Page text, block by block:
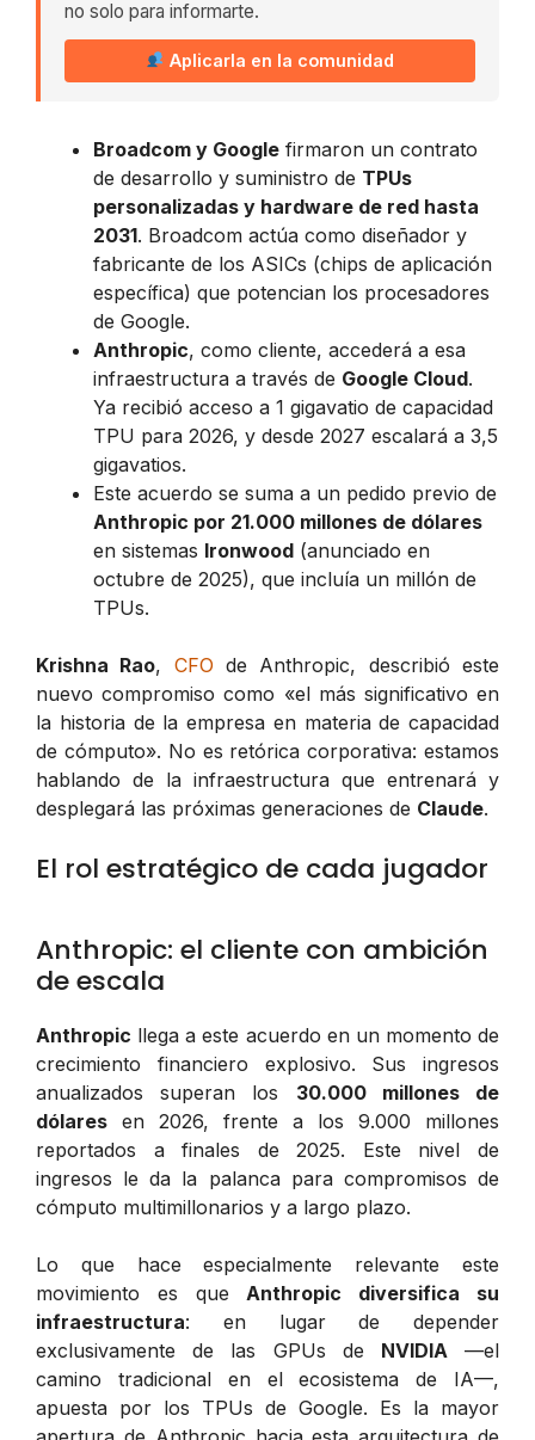
no solo para informarte.
Aplicarla en la comunidad
Broadcom y Google firmaron un contrato
de desarrollo y suministro de TPUs
personalizadas y hardware de red hasta
2031. Broadcom actúa como diseñador y
fabricante de los ASICs (chips de aplicación
específica) que potencian los procesadores
de Google.
Anthropic, como cliente, accederá a esa
infraestructura a través de Google Cloud.
Ya recibió acceso a 1 gigavatio de capacidad
TPU para 2026, y desde 2027 escalará a 3,5
gigavatios.
Este acuerdo se suma a un pedido previo de
Anthropic por 21.000 millones de dólares
en sistemas Ironwood (anunciado en
octubre de 2025), que incluía un millón de
TPUs.
Krishna Rao, CFO de Anthropic, describió este
nuevo compromiso como «el más significativo en
la historia de la empresa en materia de capacidad
de cómputo». No es retórica corporativa: estamos
hablando de la infraestructura que entrenará y
desplegará las próximas generaciones de Claude.
El rol estratégico de cada jugador
Anthropic: el cliente con ambición
de escala
Anthropic llega a este acuerdo en un momento de
crecimiento financiero explosivo. Sus ingresos
anualizados superan los 30.000 millones de
dólares en 2026, frente a los 9.000 millones
reportados a finales de 2025. Este nivel de
ingresos le da la palanca para compromisos de
cómputo multimillonarios y a largo plazo.
Lo que hace especialmente relevante este
movimiento es que Anthropic diversifica su
infraestructura: en lugar de depender
exclusivamente de las GPUs de NVIDIA —el
camino tradicional en el ecosistema de IA—,
apuesta por los TPUs de Google. Es la mayor